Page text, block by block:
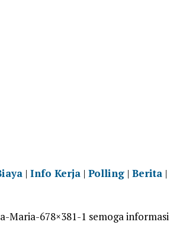
| Info Kerja| Polling| Berita|
Maria-678×381-1 semoga